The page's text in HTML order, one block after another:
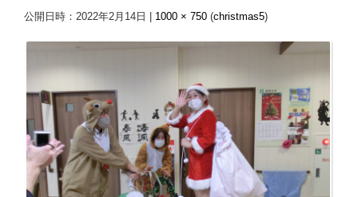
公開日時： 2022年2月14日 1000 × 750 (christmas5)